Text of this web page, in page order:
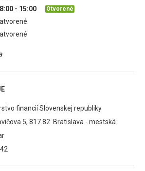
- 15:00 Otvorené
financií Slovenskej republiky
5, 817 82 Bratislava - mestská